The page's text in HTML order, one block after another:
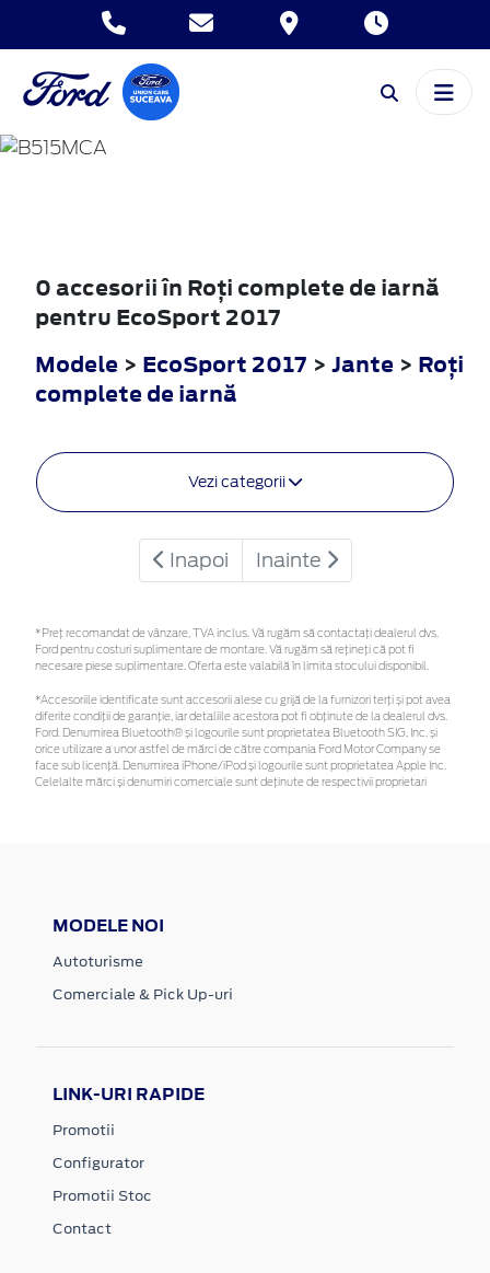
ECOSPORT
0 accesorii în Roţi complete de iarnă
pentru EcoSport 2017
Modele > EcoSport 2017 > Jante > Roţi
complete de iarnă
Vezi categorii
Inapoi Inainte
*Preţ recomandat de vânzare, TVA inclus. Vă rugăm să contactaţi dealerul dvs.
Ford pentru costuri suplimentare de montare. Vă rugăm să rețineți că pot fi
necesare piese suplimentare. Oferta este valabilă în limita stocului disponibil.
*Accesoriile identificate sunt accesorii alese cu grijă de la furnizori terți și pot avea
diferite condiții de garanție, iar detaliile acestora pot fi obținute de la dealerul dvs.
Ford. Denumirea Bluetooth® și logourile sunt proprietatea Bluetooth SIG, Inc. și
orice utilizare a unor astfel de mărci de către compania Ford Motor Company se
face sub licență. Denumirea iPhone/iPod și logourile sunt proprietatea Apple Inc.
Celelalte mărci și denumiri comerciale sunt deținute de respectivii proprietari
MODELE NOI
Autoturisme
Comerciale & Pick Up-uri
LINK-URI RAPIDE
Promotii
Configurator
Promotii Stoc
Contact